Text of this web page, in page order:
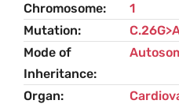
aantal
Chromosome
1
Mutation
Mode of
Inheritance
Organ